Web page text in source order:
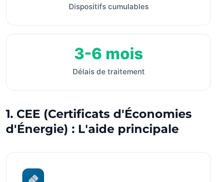
Dispositifs cumulables
3-6 mois
Délais de traitement
1. CEE (Certificats d'Économies
d'Énergie) : L'aide principale